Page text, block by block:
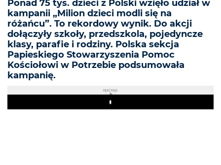
Ponad 75 tys. dzieci z Polski wzięło udział w
kampanii „Milion dzieci modli się na
różańcu”. To rekordowy wynik. Do akcji
dołączyły szkoły, przedszkola, pojedyncze
klasy, parafie i rodziny. Polska sekcja
Papieskiego Stowarzyszenia Pomoc
Kościołowi w Potrzebie podsumowała
kampanię.
REKLAMA
Play